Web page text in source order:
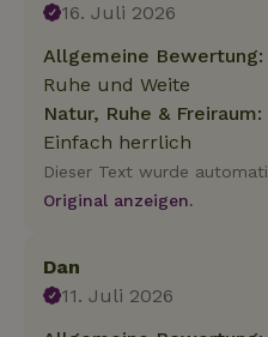
16. Juli 2026
Allgemeine Bewertung:
Ruhe und Weite
Natur, Ruhe & Freiraum:
Einfach herrlich
Dieser Text wurde
Original anzeigen.
Dan
11. Juli 2026